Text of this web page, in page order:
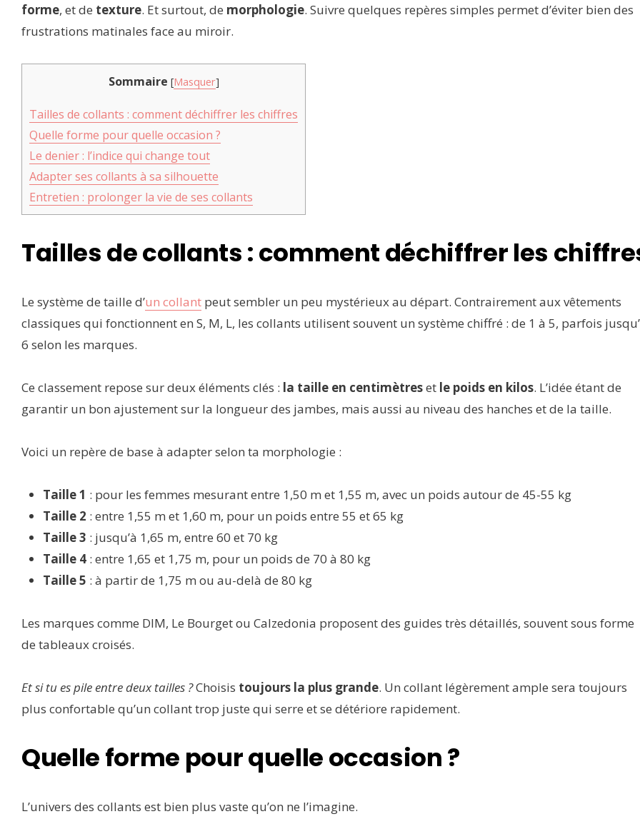
forme, et de texture. Et surtout, de morphologie. Suivre quelques repères simples permet d’éviter bien des
frustrations matinales face au miroir.
Sommaire [Masquer]
Tailles de collants : comment déchiffrer les chiffres
Quelle forme pour quelle occasion ?
Le denier : l’indice qui change tout
Adapter ses collants à sa silhouette
Entretien : prolonger la vie de ses collants
Tailles de collants : comment déchiffrer les
Le système de taille d’un collant peut sembler un peu mystérieux au départ. Contrairement aux vêtements
classiques qui fonctionnent en S, M, L, les collants utilisent souvent un système chiffré : de 1 à 5, parfois
6 selon les marques.
Ce classement repose sur deux éléments clés : la taille en centimètreset le poids en kilos. L’idée étant de
garantir un bon ajustement sur la longueur des jambes, mais aussi au niveau des hanches et de la taille.
Voici un repère de base à adapter selon ta morphologie :
Taille 1 : pour les femmes mesurant entre 1,50 m et 1,55 m, avec un poids autour de 45-55 kg
Taille 2 : entre 1,55 m et 1,60 m, pour un poids entre 55 et 65 kg
Taille 3 : jusqu’à 1,65 m, entre 60 et 70 kg
Taille 4 : entre 1,65 et 1,75 m, pour un poids de 70 à 80 kg
Taille 5 : à partir de 1,75 m ou au-delà de 80 kg
Les marques comme DIM, Le Bourget ou Calzedonia proposent des guides très détaillés, souvent sous forme
de tableaux croisés.
Et si tu es pile entre deux tailles ?Choisis toujours la plus grande. Un collant légèrement ample sera toujours
plus confortable qu’un collant trop juste qui serre et se détériore rapidement.
Quelle forme pour quelle occasion ?
L’univers des collants est bien plus vaste qu’on ne l’imagine.